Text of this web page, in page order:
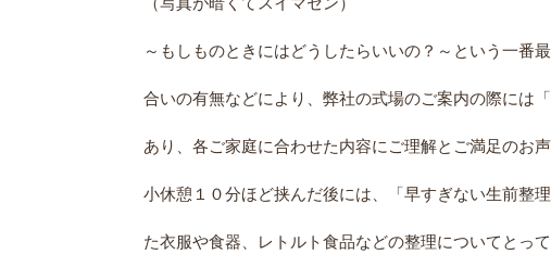
～もしものときにはどうしたらいいの？～という一番
合いの有無などにより、弊社の式場のご案内の際には
あり、各ご家庭に合わせた内容にご理解とご満足のお
小休憩１０分ほど挟んだ後には、「早すぎない生前整
た衣服や食器、レトルト食品などの整理についてとっ